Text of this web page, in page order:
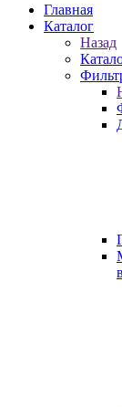
Главная
Каталог
Назад